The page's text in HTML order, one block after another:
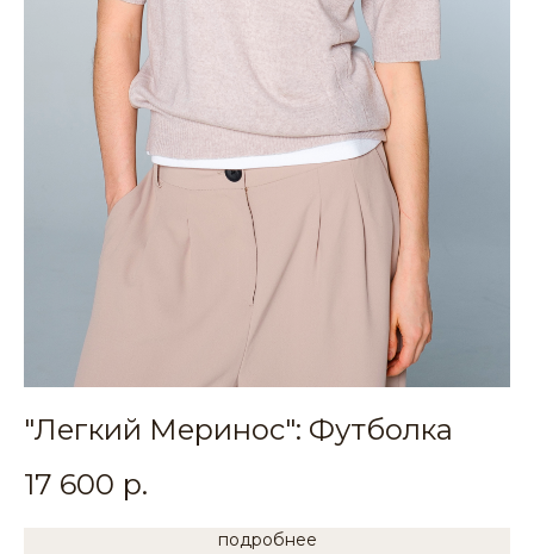
"Легкий Меринос": Футболка
17 600 р.
подробнее